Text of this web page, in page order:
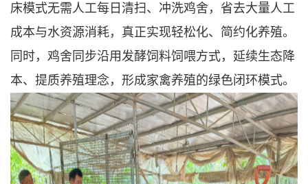
床模式无需人工每日清扫、冲洗鸡舍，省去大量人工
成本与水资源消耗，真正实现轻松化、简约化养殖。
同时，鸡舍同步沿用发酵饲料饲喂方式，延续生态降
本、提质养殖理念，形成家禽养殖的绿色闭环模式。